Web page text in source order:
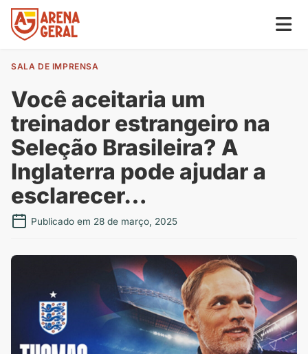
SALA DE IMPRENSA
Você aceitaria um
treinador estrangeiro na
Seleção Brasileira? A
Inglaterra pode ajudar a
esclarecer…
Publicado em 28 de março, 2025